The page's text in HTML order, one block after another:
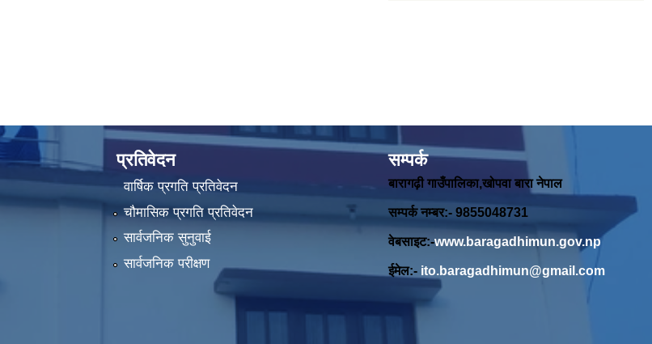
प्रतिवेदन
वार्षिक प्रगति प्रतिवेदन
चौमासिक प्रगति प्रतिवेदन
सार्वजनिक सुनुवाई
सार्वजनिक परीक्षण
सम्पर्क
बारागढ़ी गाउँपालिका,खोपवा बारा नेपाल
सम्पर्क नम्बर:- 9855048731
वेबसाइट:-www.baragadhimun.gov.np
ईमेल:- ito.baragadhimun@gmail.com